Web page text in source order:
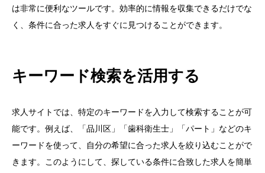
は非常に便利なツールです。効率的に情報を収集できるだけでな
く、条件に合った求人をすぐに見つけることができます。
キーワード検索を活用する
求人サイトでは、特定のキーワードを入力して検索することが可
能です。例えば、「品川区」「歯科衛生士」「パート」などのキ
ーワードを使って、自分の希望に合った求人を絞り込むことがで
きます。このようにして、探している条件に合致した求人を簡単